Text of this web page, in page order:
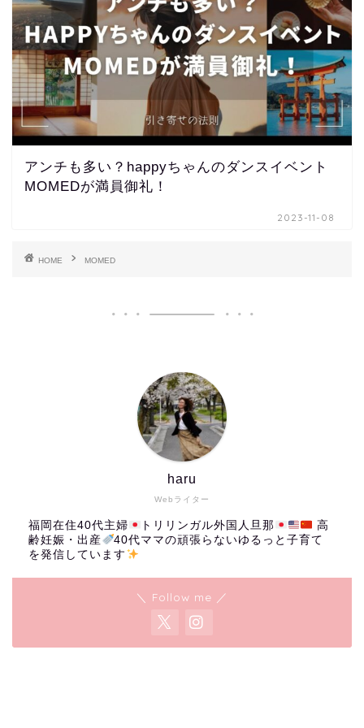
アンチも多い？happyちゃんのダンスイベント
MOMEDが満員御礼！
2023-11-08
HOME MOMED
Webライター
haru
福岡在住40代主婦 トリリンガル外国人旦那
高
齢妊娠・出産
40代ママの頑張らないゆるっと子育て
を発信しています
＼ Follow me ／